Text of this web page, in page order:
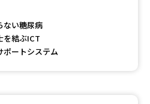
大学進学IDについて
ない糖尿病
を結ぶICT
ポートシステム